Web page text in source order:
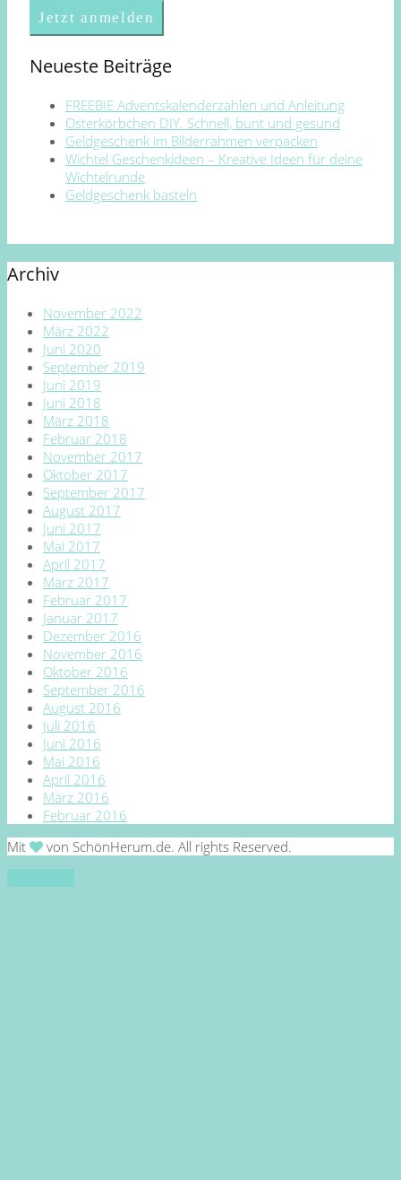
Neueste Beiträge
FREEBIE Adventskalenderzahlen und Anleitung
Osterkörbchen DIY. Schnell, bunt und gesund
Geldgeschenk im Bilderrahmen verpacken
Wichtel Geschenkideen – Kreative Ideen für deine
Wichtelrunde
Geldgeschenk basteln
Archiv
November 2022
März 2022
Juni 2020
September 2019
Juni 2019
Juni 2018
März 2018
Februar 2018
November 2017
Oktober 2017
September 2017
August 2017
Juni 2017
Mai 2017
April 2017
März 2017
Februar 2017
Januar 2017
Dezember 2016
November 2016
Oktober 2016
September 2016
August 2016
Juli 2016
Juni 2016
Mai 2016
April 2016
März 2016
Februar 2016
Mit
von SchönHerum.de. All rights Reserved.